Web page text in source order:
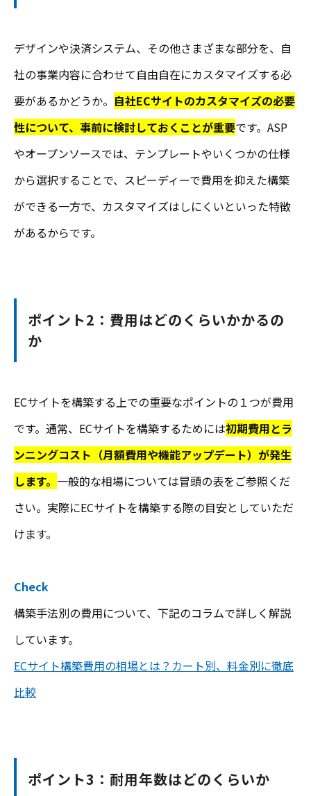
デザインや決済システム、その他さまざまな部分を、自
社の事業内容に合わせて自由自在にカスタマイズする必
要があるかどうか。 自社ECサイトのカスタマイズの必要
性について、事前に検討しておくことが重要です。ASP
やオープンソースでは、テンプレートやいくつかの仕様
から選択することで、スピーディーで費用を抑えた構築
ができる一方で、カスタマイズはしにくいといった特徴
があるからです。
ポイント2：費用はどのくらいかかるの
か
ECサイトを構築する上での重要なポイントの１つが費用
です。通常、ECサイトを構築するためには初期費用とラ
ンニングコスト（月額費用や機能アップデート）が発生
します。 一般的な相場については冒頭の表をご参照くだ
さい。実際にECサイトを構築する際の目安としていただ
けます。
Check
構築手法別の費用について、下記のコラムで詳しく解説
しています。
ECサイト構築費用の相場とは？カート別、料金別に徹底
比較
ポイント3：耐用年数はどのくらいか